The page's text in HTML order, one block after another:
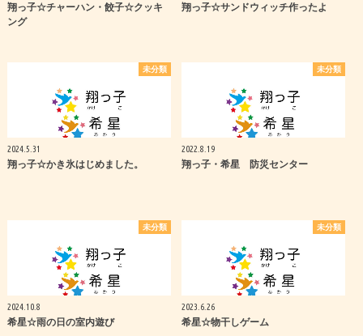
翔っ子☆チャーハン・餃子☆クッキ
ング
翔っ子☆サンドウィッチ作ったよ
未分類
2024.5.31
翔っ子☆かき氷はじめました。
未分類
2022.8.19
翔っ子・希星 防災センター
未分類
2024.10.8
希星☆雨の日の室内遊び
未分類
2023.6.26
希星☆物干しゲーム